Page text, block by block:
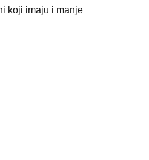
koji imaju i manje